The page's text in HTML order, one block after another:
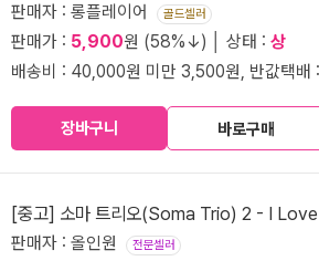
판매자 : 롱플레이어 골드셀러
판매가 : 5,900원 (58%↓) │ 상태 : 상
배송비 : 40,000원 미만 3,500원, 반값택배
장바구니 바로구매
[중고] 소마 트리오(Soma Trio) 2 - I
판매자 : 올인원 전문셀러